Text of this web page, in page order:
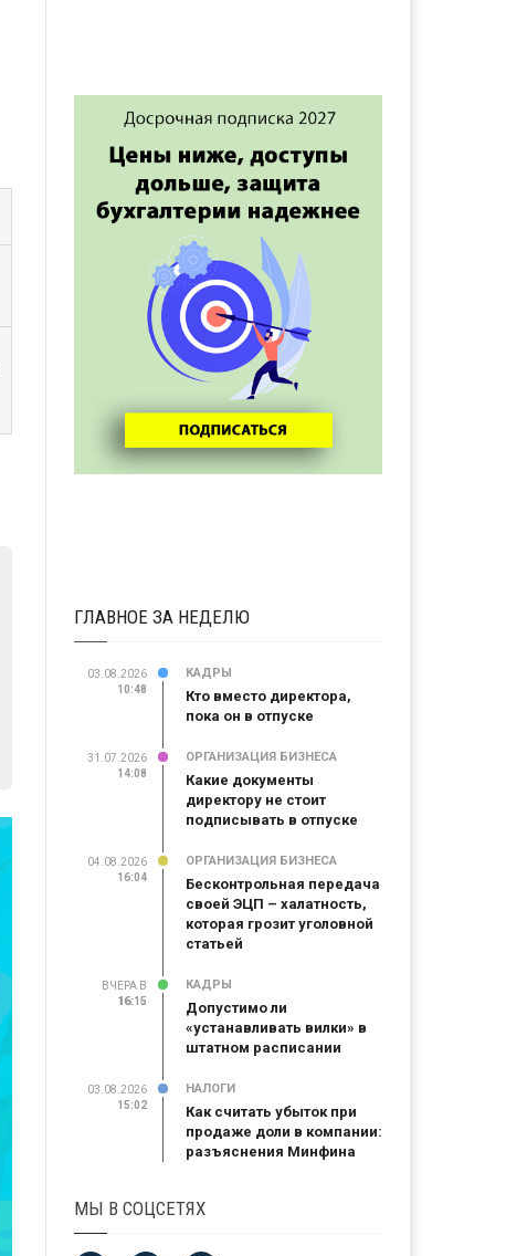
ГЛАВНОЕ ЗА НЕДЕЛЮ
03.08.2026
10:48
КАДРЫ
Кто вместо директора,
пока он в отпуске
31.07.2026
14:08
ОРГАНИЗАЦИЯ БИЗНЕСА
Какие документы
директору не стоит
подписывать в отпуске
04.08.2026
16:04
ОРГАНИЗАЦИЯ БИЗНЕСА
Бесконтрольная передача
своей ЭЦП – халатность,
которая грозит уголовной
статьей
ВЧЕРА В
16:15
16:15
КАДРЫ
Допустимо ли
«устанавливать вилки» в
штатном расписании
03.08.2026
15:02
НАЛОГИ
Как считать убыток при
продаже доли в компании:
разъяснения Минфина
МЫ В СОЦСЕТЯХ